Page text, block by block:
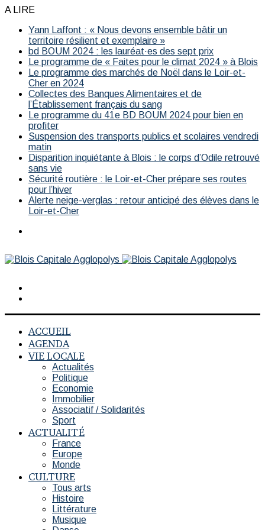
A LIRE
Yann Laffont : « Nous devons ensemble bâtir un
territoire résilient et exemplaire »
bd BOUM 2024 : les lauréat·es des sept prix
Le programme de « Faites pour le climat 2024 » à Blois
Le programme des marchés de Noël dans le Loir-et-
Cher en 2024
Collectes des Banques Alimentaires et de
l’Établissement français du sang
Le programme du 41e BD BOUM 2024 pour bien en
profiter
Suspension des transports publics et scolaires vendredi
matin
Disparition inquiétante à Blois : le corps d’Odile retrouvé
sans vie
Sécurité routière : le Loir-et-Cher prépare ses routes
pour l’hiver
Alerte neige-verglas : retour anticipé des élèves dans le
Loir-et-Cher
ACCUEIL
AGENDA
VIE LOCALE
Actualités
Politique
Economie
Immobilier
Associatif / Solidarités
Sport
ACTUALITÉ
France
Europe
Monde
CULTURE
Tous arts
Histoire
Littérature
Musique